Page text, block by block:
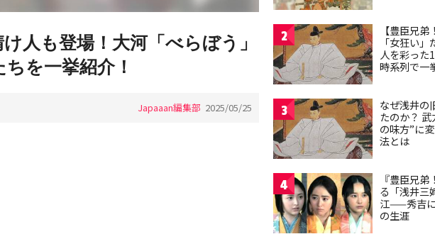
人も登場！大河「べらぼう」
を一挙紹介！
Japaaan編集部 2025/05/25
2
【豊臣兄
「女狂い
人を彩った
時系列で一
3
なぜ浅井の
たのか？
の味方”に
法とは
4
『豊臣兄
る「浅井三
江——秀吉
の生涯